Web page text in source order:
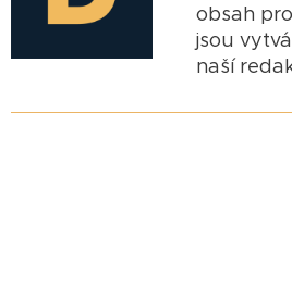
obsah
jsou
naší